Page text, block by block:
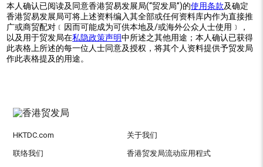
本人确认已阅读及同意香港贸易发展局(“贸发局”)的使用条款及确定
香港贸易发展局可将上述资料编入其全部或任何资料库内作为直接推
广或商贸配对﹝因而可能成为可供本地及/或海外公众人士使用﹞，
以及用于贸发局在私隐政策声明中所述之其他用途；本人确认已获得
此表格上所述的每一位人士同意及授权，将其个人资料提供予贸发局
作此表格提及的用途。
HKTDC.com 关于我们
联络我们 香港贸发局流动应用程式